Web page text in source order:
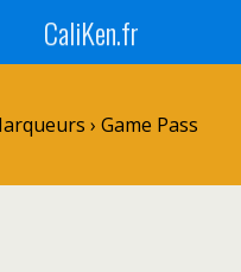
CaliKen.fr
› Game Pass